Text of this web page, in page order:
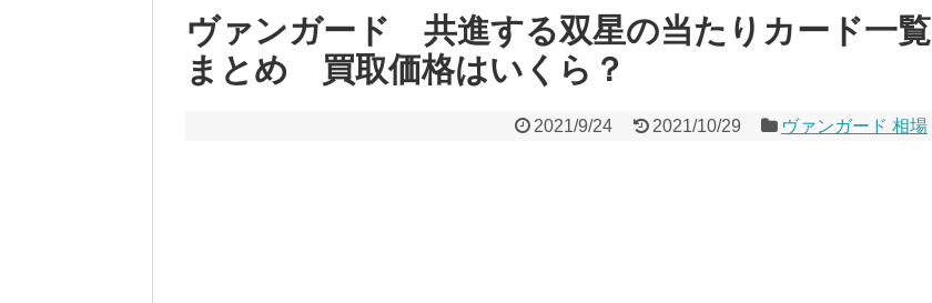
ヴァンガード 共進する双星の当たりカード一覧
まとめ 買取価格はいくら？
2021/9/24 2021/10/29 ヴァンガード 相場